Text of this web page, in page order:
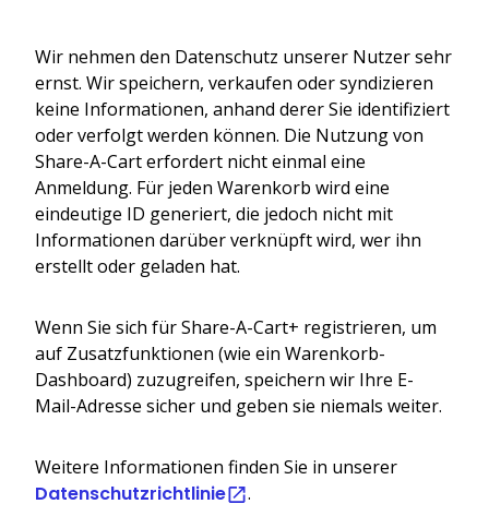
Wir nehmen den Datenschutz unserer Nutzer sehr
ernst. Wir speichern, verkaufen oder syndizieren
keine Informationen, anhand derer Sie identifiziert
oder verfolgt werden können. Die Nutzung von
Share-A-Cart erfordert nicht einmal eine
Anmeldung. Für jeden Warenkorb wird eine
eindeutige ID generiert, die jedoch nicht mit
Informationen darüber verknüpft wird, wer ihn
erstellt oder geladen hat.
Wenn Sie sich für Share-A-Cart+ registrieren, um
auf Zusatzfunktionen (wie ein Warenkorb-
Dashboard) zuzugreifen, speichern wir Ihre E-
Mail-Adresse sicher und geben sie niemals weiter.
Weitere Informationen finden Sie in unserer
Datenschutzrichtlinie .